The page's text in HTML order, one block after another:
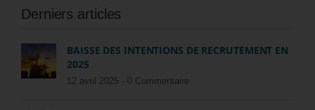
Derniers articles
BAISSE DES INTENTIONS DE RECRUTEMENT EN
2025
12 avril 2025 - 0 Commentaire